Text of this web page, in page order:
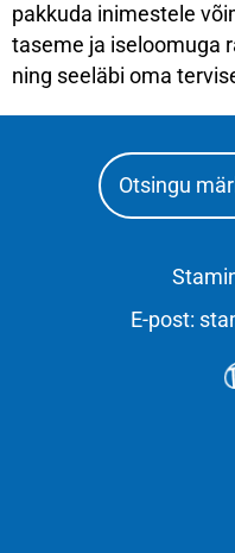
pakkuda inimestele
taseme ja iseloomuga
ning seeläbi oma
E-post: